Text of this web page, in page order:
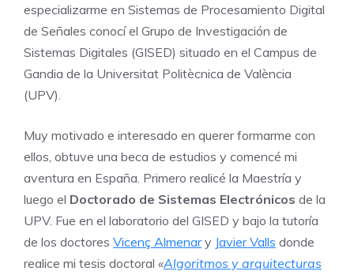
especializarme en Sistemas de Procesamiento Digital
de Señales conocí el Grupo de Investigación de
Sistemas Digitales (GISED) situado en el Campus de
Gandia de la Universitat Politècnica de València
(UPV).
Muy motivado e interesado en querer formarme con
ellos, obtuve una beca de estudios y comencé mi
aventura en España. Primero realicé la Maestría y
luego el Doctorado de Sistemas Electrónicos de la
UPV. Fue en el laboratorio del GISED y bajo la tutoría
de los doctores Vicenç Almenary Javier Valls donde
realice mi tesis doctoral «Algoritmos y arquitecturas